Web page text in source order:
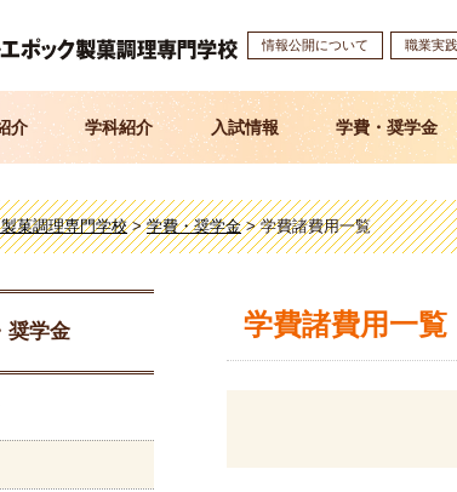
情報公開について 職業実
介 学科紹介 入試情報 学費・奨学金
菓調理専門学校>学費・奨学金>学費諸費用一覧
学費諸費用一覧
奨学金